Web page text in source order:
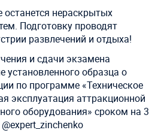
останется нераскрытых
Подготовку проводят
развлечений и отдыха! ⠀
и сдачи экзамена
установленного образца о
по программе «Техническое
эксплуатация аттракционной
оборудования» сроком на 3